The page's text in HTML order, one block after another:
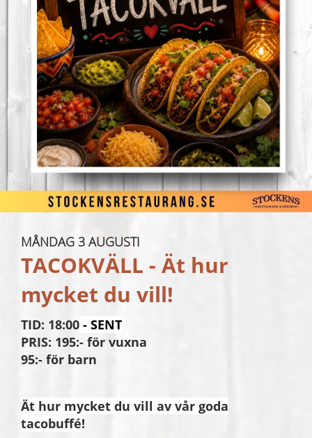
MÅNDAG 3 AUGUSTI
TACOKVÄLL - Ät hur
mycket du vill!
TID: 18:00 - SENT
PRIS: 195:- för vuxna
95:- för barn
Ät hur mycket du vill av vår goda
tacobuffé!